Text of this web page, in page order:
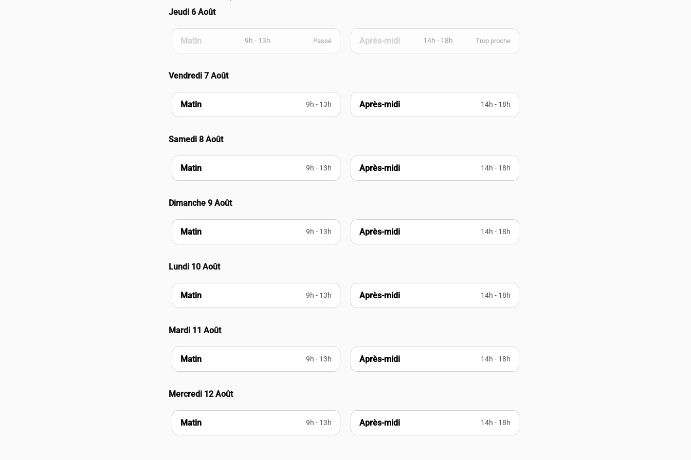
Jeudi 6 Août
Matin 9h - 13h Passé Après-midi 14h - 18h Trop proche
Vendredi 7 Août
Matin 9h - 13h Après-midi 14h - 18h
Samedi 8 Août
Matin 9h - 13h Après-midi 14h - 18h
Dimanche 9 Août
Matin 9h - 13h Après-midi 14h - 18h
Lundi 10 Août
Matin 9h - 13h Après-midi 14h - 18h
Mardi 11 Août
Matin 9h - 13h Après-midi 14h - 18h
Mercredi 12 Août
Matin 9h - 13h Après-midi 14h - 18h